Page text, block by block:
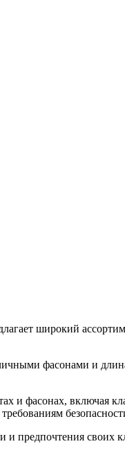
широкий
фасонами и
и фасонах, включая
и предпочтения